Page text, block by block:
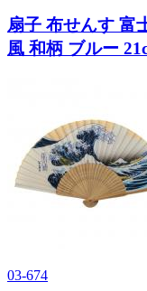
扇子 布せんす 富
風 和柄 ブルー
03-674